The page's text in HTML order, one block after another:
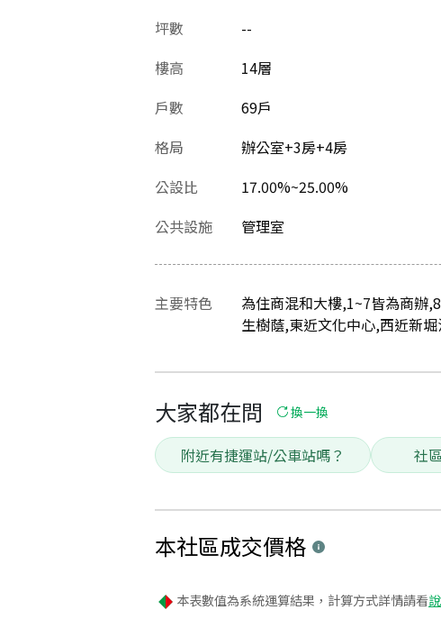
坪數
--
樓高
14層
戶數
69戶
格局
辦公室+3房+4房
公設比
17.00%~25.00%
公共設施 管理室
主要特色
為住商混和大樓,1~7皆為商辦
生樹蔭,東近文化中心,西近新
大家都在問 換一換
附近有捷運站/公車站嗎？ 社
本社區成交價格
本表數值為系統運算結果，計算方式詳情請看